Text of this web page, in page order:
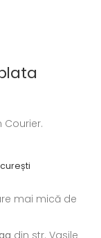
Courier.
mai mică de
din str. Vasile